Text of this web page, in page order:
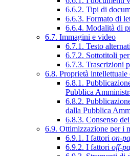
6.6.2. Tipi di
6.6.3. Formato di
6.6.4. Modalità di
6.7. Immagini e video
6.7.1. Testo
6.7.2. Sottotitoli
6.7.3. Trascrizioni
6.8. Proprietà intellettuale
6.8.1.
Pubblica
6.8.2.
dalla Pubblica
6.8.3. Consenso
6.9. Ottimizzazione per i
6.9.1. I fattori on-
6.9.2. I fattori off-